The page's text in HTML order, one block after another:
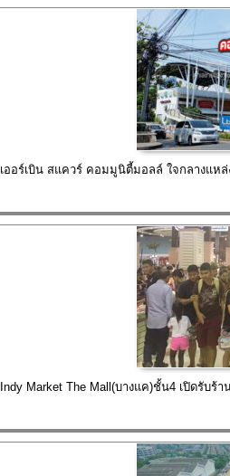
เออร์เบิน สแควร์ คอมมูนิตี้มอลล์ ใจกลางแ
Indy Market The Mall(บางแค)ชั้น4 เปิดรับร้